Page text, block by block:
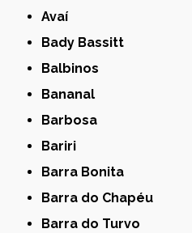
Avaí
Bady Bassitt
Balbinos
Bananal
Barbosa
Bariri
Barra Bonita
Barra do Chapéu
Barra do Turvo